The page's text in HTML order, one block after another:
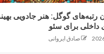
رتبه‌های گوگل: هنر جادویی
داخلی برای سئو
صادق ایروانی